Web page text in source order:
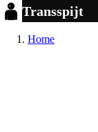
Transspijt
Home